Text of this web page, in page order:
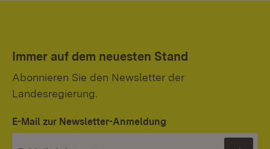
Immer auf dem neuesten Stand
Abonnieren Sie den Newsletter der
Landesregierung.
E-Mail zur Newsletter-Anmeldung